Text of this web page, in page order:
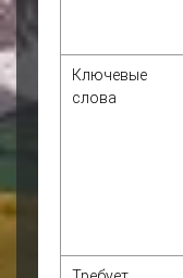
Ключевые
слова